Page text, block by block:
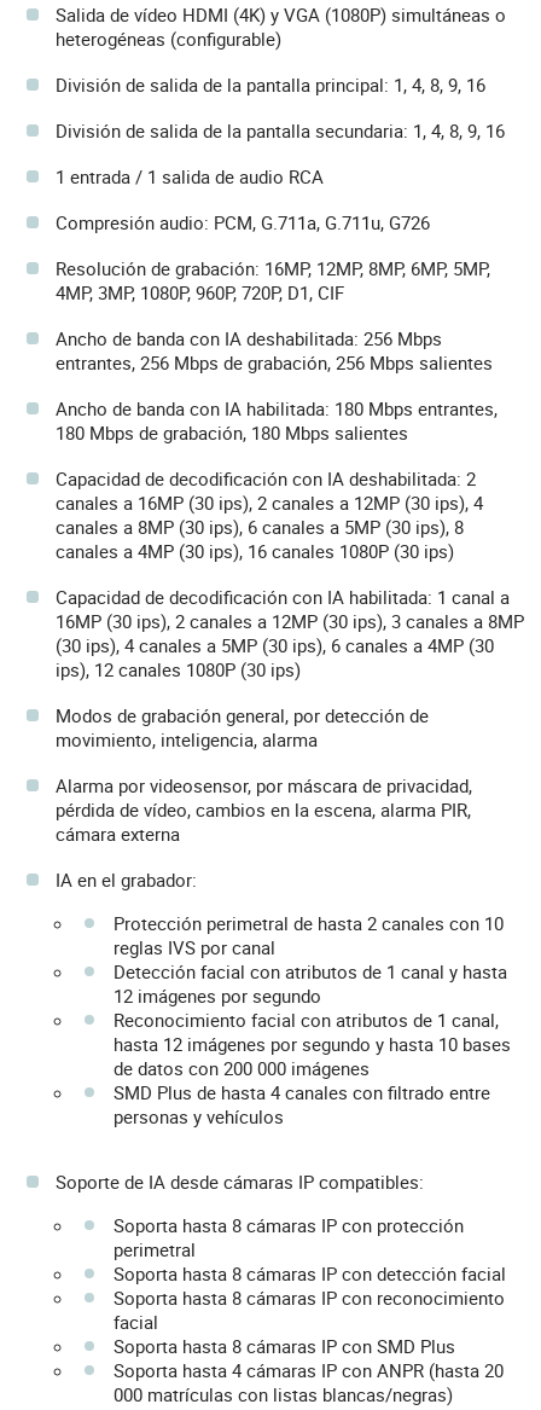
Salida de vídeo HDMI (4K) y VGA (1080P) simultáneas o
heterogéneas (configurable)
División de salida de la pantalla principal: 1, 4, 8, 9, 16
División de salida de la pantalla secundaria: 1, 4, 8, 9, 16
1 entrada / 1 salida de audio RCA
Compresión audio: PCM, G.711a, G.711u, G726
Resolución de grabación: 16MP, 12MP, 8MP, 6MP, 5MP,
4MP, 3MP, 1080P, 960P, 720P, D1, CIF
Ancho de banda con IA deshabilitada: 256 Mbps
entrantes, 256 Mbps de grabación, 256 Mbps salientes
Ancho de banda con IA habilitada: 180 Mbps entrantes,
180 Mbps de grabación, 180 Mbps salientes
Capacidad de decodificación con IA deshabilitada: 2
canales a 16MP (30 ips), 2 canales a 12MP (30 ips), 4
canales a 8MP (30 ips), 6 canales a 5MP (30 ips), 8
canales a 4MP (30 ips), 16 canales 1080P (30 ips)
Capacidad de decodificación con IA habilitada: 1 canal a
16MP (30 ips), 2 canales a 12MP (30 ips), 3 canales a 8MP
(30 ips), 4 canales a 5MP (30 ips), 6 canales a 4MP (30
ips), 12 canales 1080P (30 ips)
Modos de grabación general, por detección de
movimiento, inteligencia, alarma
Alarma por videosensor, por máscara de privacidad,
pérdida de vídeo, cambios en la escena, alarma PIR,
cámara externa
IA en el grabador:
Protección perimetral de hasta 2 canales con 10
reglas IVS por canal
Detección facial con atributos de 1 canal y hasta
12 imágenes por segundo
Reconocimiento facial con atributos de 1 canal,
hasta 12 imágenes por segundo y hasta 10 bases
de datos con 200 000 imágenes
SMD Plus de hasta 4 canales con filtrado entre
personas y vehículos
Soporte de IA desde cámaras IP compatibles:
Soporta hasta 8 cámaras IP con protección
perimetral
Soporta hasta 8 cámaras IP con detección facial
Soporta hasta 8 cámaras IP con reconocimiento
facial
Soporta hasta 8 cámaras IP con SMD Plus
Soporta hasta 4 cámaras IP con ANPR (hasta 20
000 matrículas con listas blancas/negras)